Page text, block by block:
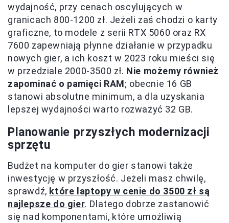
wydajność, przy cenach oscylujących w
granicach 800-1200 zł. Jeżeli zaś chodzi o karty
graficzne, to modele z serii RTX 5060 oraz RX
7600 zapewniają płynne działanie w przypadku
nowych gier, a ich koszt w 2023 roku mieści się
w przedziale 2000-3500 zł. Nie możemy również
zapominać o pamięci RAM; obecnie 16 GB
stanowi absolutne minimum, a dla uzyskania
lepszej wydajności warto rozważyć 32 GB.
Planowanie przyszłych modernizacji
sprzętu
Budżet na komputer do gier stanowi także
inwestycję w przyszłość. Jeżeli masz chwilę,
sprawdź, które laptopy w cenie do 3500 zł są
najlepsze do gier. Dlatego dobrze zastanowić
się nad komponentami, które umożliwią